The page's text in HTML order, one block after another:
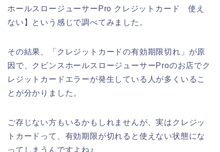
ホールスロージューサーPro クレジットカード 使え
ない】という感じで調べてみました。
その結果、「クレジットカードの有効期限切れ」が原
因で、クビンスホールスロージューサーProのお店でク
レジットカードエラーが発生している人が多くいるこ
とが分かりました。
ご存じない方もいるかもしれませんが、実はクレジッ
トカードって、有効期限が切れると使えない状態にな
ってしまうんですよね♪